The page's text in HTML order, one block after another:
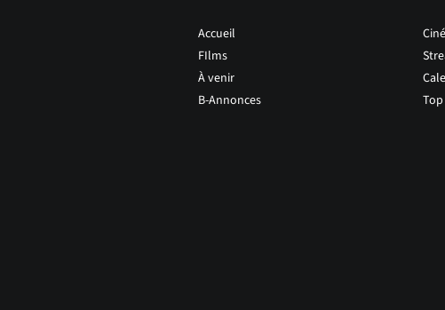
Accueil
FIlms
À venir
B-Annonces